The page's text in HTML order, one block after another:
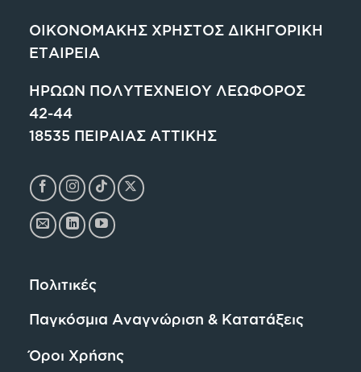
ΟΙΚΟΝΟΜΑΚΗΣ ΧΡΗΣΤΟΣ ΔΙΚΗΓΟΡΙΚΗ
ΕΤΑΙΡΕΙΑ
ΗΡΩΩΝ ΠΟΛΥΤΕΧΝΕΙΟΥ ΛΕΩΦΟΡΟΣ
42-44
18535 ΠΕΙΡΑΙΑΣ ΑΤΤΙΚΗΣ
Πολιτικές
Παγκόσμια Αναγνώριση & Κατατάξεις
Όροι Χρήσης